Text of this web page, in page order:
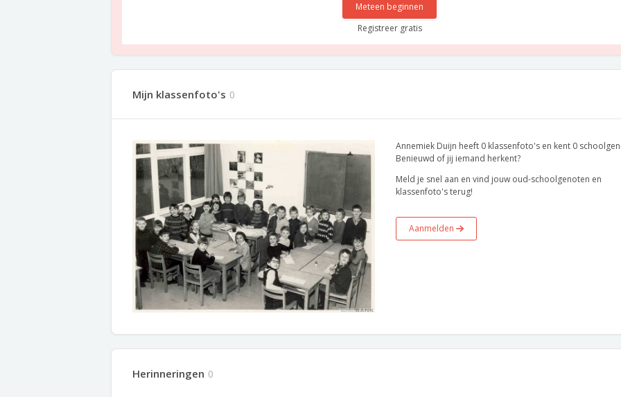
Meteen beginnen
Registreer gratis
Mijn klassenfoto's 0
Annemiek Duijn heeft 0 klassenfoto's en kent 0
Benieuwd of jij iemand herkent?
Meld je snel aan en vind jouw oud-schoolgenoten en
klassenfoto's terug!
Aanmelden
Herinneringen 0